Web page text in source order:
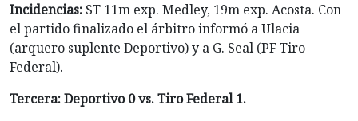
Incidencias: ST 11m exp. Medley, 19m exp. Acosta. Con
el partido finalizado el árbitro informó a Ulacia
(arquero suplente Deportivo) y a G. Seal (PF Tiro
Federal).
Tercera: Deportivo 0 vs. Tiro Federal 1.